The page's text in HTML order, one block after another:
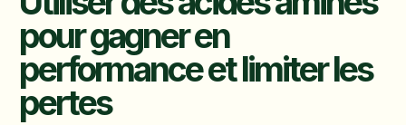
pour gagner en
performance et limiter les
pertes